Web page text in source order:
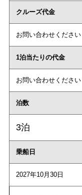
クルーズ代金
お問い合わせください
1泊当たりの代金
お問い合わせください
泊数
3泊
乗船日
2027年10月30日